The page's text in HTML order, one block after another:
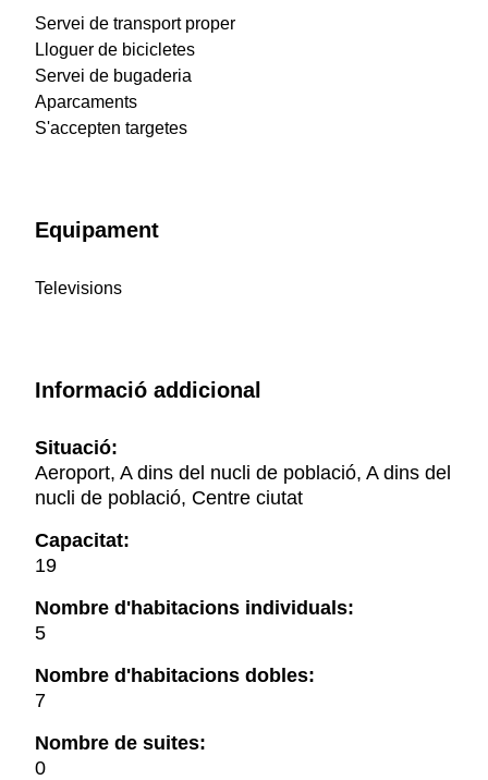
Servei de transport proper
Lloguer de bicicletes
Servei de bugaderia
Aparcaments
S'accepten targetes
Equipament
Televisions
Informació addicional
Situació:
Aeroport, A dins del nucli de població, A dins del
nucli de població, Centre ciutat
Capacitat:
19
Nombre d'habitacions individuals:
5
Nombre d'habitacions dobles:
7
Nombre de suites:
0